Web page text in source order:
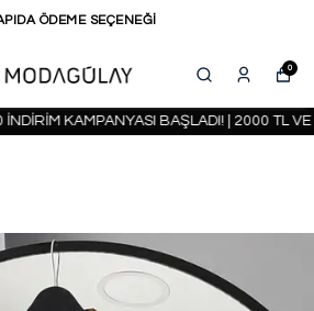
ÖDEME SEÇENEĞİ
0
KAMPANYASI BAŞLADI! | 2000 TL VE